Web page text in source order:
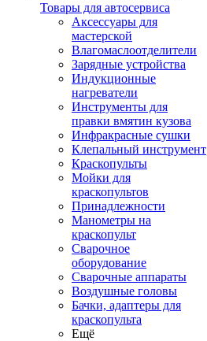
Товары для автосервиса
Аксессуары для
мастерской
Влагомаслоотделители
Зарядные устройства
Индукционные
нагреватели
Инструменты для
правки вмятин кузова
Инфракрасные сушки
Клепальный инструмент
Краскопульты
Мойки для
краскопультов
Принадлежности
Манометры на
краскопульт
Сварочное
оборудование
Сварочные аппараты
Воздушные головы
Бачки, адаптеры для
краскопульта
Ещё